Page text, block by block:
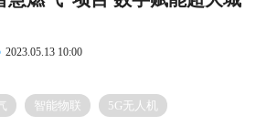
2023.05.13 10:00
智能物联 5G无人机